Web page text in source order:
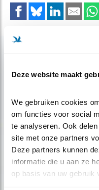
Deze website maakt
We gebruiken cookies
om functies voor social
te analyseren. Ook
site met onze partners
Deze partners kunnen
informatie die u aan ze
op basis van uw gebruik
OVER EEN
ZEEHOND
Door Cees Witkamp